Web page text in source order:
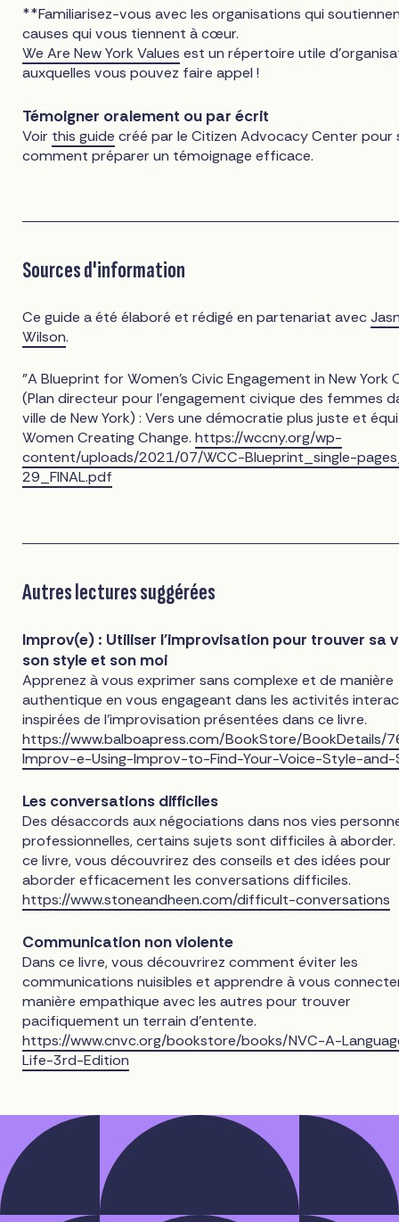
**Familiarisez-vous avec les organisations qui
causes qui vous tiennent à cœur.
We Are New York Values est un répertoire utile
auxquelles vous pouvez faire appel !
Témoigner oralement ou par écrit
Voir this guide créé par le Citizen Advocacy Center pour
comment préparer un témoignage efficace.
Sources d'information
Ce guide a été élaboré et rédigé en partenariat avec
Wilson.
"A Blueprint for Women's Civic Engagement in New York
(Plan directeur pour l'engagement civique des femmes
ville de New York) : Vers une démocratie plus juste et
Women Creating Change.https://wccny.org/wp-
content/uploads/2021/07/WCC-Blueprint_single-
29_FINAL.pdf
Autres lectures suggérées
Improv(e) : Utiliser l'improvisation pour trouver sa
son style et son moi
Apprenez à vous exprimer sans complexe et de manière
authentique en vous engageant dans les activités
inspirées de l'improvisation présentées dans ce livre.
https://www.balboapress.com/BookStore/BookDetails/
Improv-e-Using-Improv-to-Find-Your-Voice-Style-and-
Les conversations difficiles
Des désaccords aux négociations dans nos vies
professionnelles, certains sujets sont difficiles à aborder.
ce livre, vous découvrirez des conseils et des idées pour
aborder efficacement les conversations difficiles.
https://www.stoneandheen.com/difficult-conversations
Communication non violente
Dans ce livre, vous découvrirez comment éviter les
communications nuisibles et apprendre à vous
manière empathique avec les autres pour trouver
pacifiquement un terrain d'entente.
https://www.cnvc.org/bookstore/books/NVC-A-
Life-3rd-Edition